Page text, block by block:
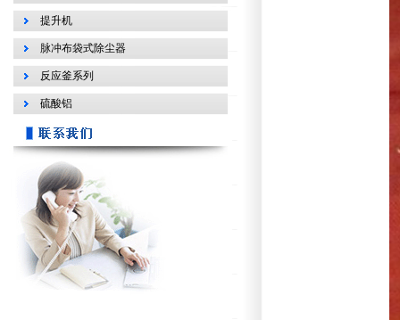
提升机
脉冲布袋式除尘器
反应釜系列
硫酸铝